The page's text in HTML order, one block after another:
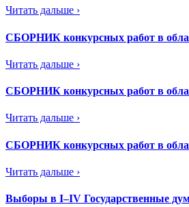
Читать дальше ›
СБОРНИК конкурсных работ в
Читать дальше ›
СБОРНИК конкурсных работ в
Читать дальше ›
СБОРНИК конкурсных работ в
Читать дальше ›
Выборы в I–IV Государственные